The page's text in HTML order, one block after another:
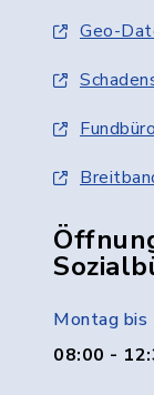
Geo-
Fundbüro
Montag bis
08:00 -